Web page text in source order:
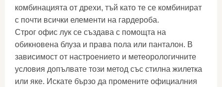
комбинацията от дрехи, тъй като те се комбинират
с почти всички елементи на гардероба.
Строг офис лук се създава с помощта на
обикновена блуза и права пола или панталон. В
зависимост от настроението и метеорологичните
условия допълвате този метод със стилна жилетка
или яке. Искате бързо да промените официалния